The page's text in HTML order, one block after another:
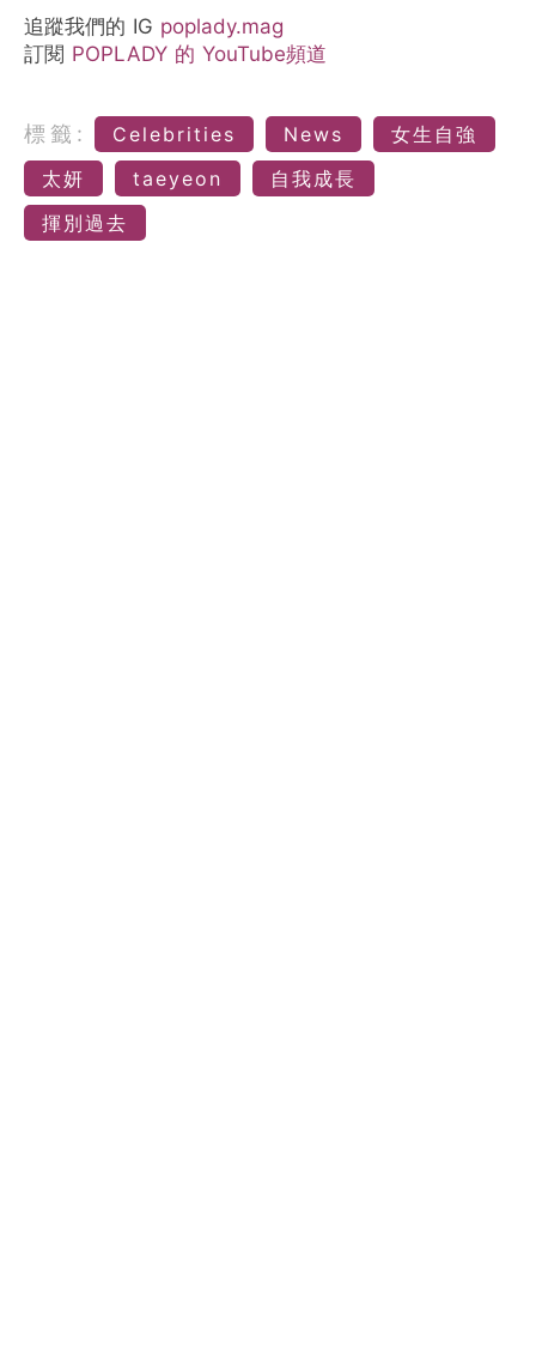
追蹤我們的 IG poplady.mag
訂閱 POPLADY 的 YouTube頻道
標籤: Celebrities News
女生自強
太妍
taeyeon
自我成長
揮別過去